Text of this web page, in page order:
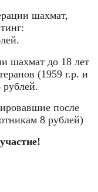
шахмат,
шахмат до 18 лет
(1959 г.р. и
после
8 рублей)